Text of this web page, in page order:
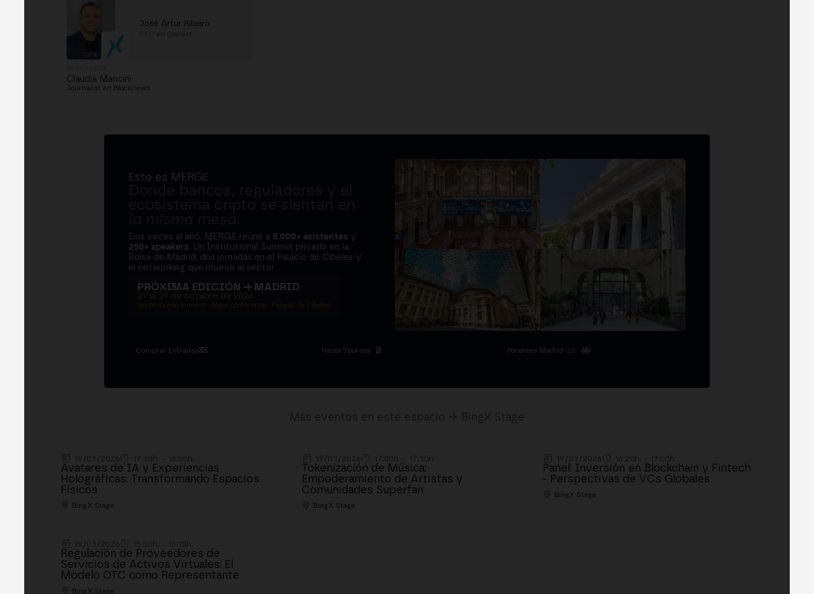
José Artur Ribeiro
Coinext
Claudia Mancini
Journalist en Blocknews
Esto es MERGE
Donde bancos, reguladores y el
ecosistema cripto se sientan en
la misma mesa.
Dos veces al año, MERGE reúne a 5.000+ asistentes y
250+ speakers. Un Institutional Summit privado en la
Bolsa de Madrid, dos jornadas en el Palacio de Cibeles y
el networking que mueve al sector.
PRÓXIMA EDICIÓN → MADRID
27 al 29 de octubre de 2026
Institutional summit · Main conference · Palacio de Cibeles
Comprar Entradas Hazte Sponsor Ponentes Madrid '26
Avatares de IA y Experiencias
Holográficas: Transformando Espacios
Físicos
BingX Stage
Tokenización de Música:
Empoderamiento de Artistas y
Comunidades Superfan
BingX Stage
Panel: Inversión en Blockchain y Fintech
- Perspectivas de VCs Globales
BingX Stage
Regulación de Proveedores de
Servicios de Activos Virtuales: El
Modelo OTC como Representante
BingX Stage